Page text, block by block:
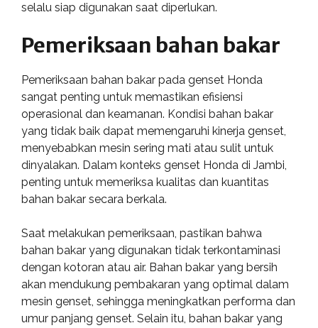
selalu siap digunakan saat diperlukan.
Pemeriksaan bahan bakar
Pemeriksaan bahan bakar pada genset Honda
sangat penting untuk memastikan efisiensi
operasional dan keamanan. Kondisi bahan bakar
yang tidak baik dapat memengaruhi kinerja genset,
menyebabkan mesin sering mati atau sulit untuk
dinyalakan. Dalam konteks genset Honda di Jambi,
penting untuk memeriksa kualitas dan kuantitas
bahan bakar secara berkala.
Saat melakukan pemeriksaan, pastikan bahwa
bahan bakar yang digunakan tidak terkontaminasi
dengan kotoran atau air. Bahan bakar yang bersih
akan mendukung pembakaran yang optimal dalam
mesin genset, sehingga meningkatkan performa dan
umur panjang genset. Selain itu, bahan bakar yang